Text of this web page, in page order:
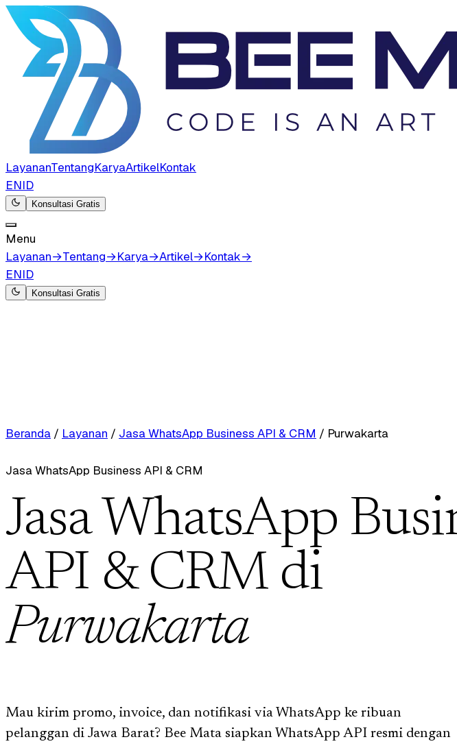
LayananTentangKaryaArtikelKontak
ENID
Konsultasi Gratis
Menu
Layanan→Tentang→Karya→Artikel→Kontak→
ENID
Konsultasi Gratis
Beranda / Layanan / Jasa WhatsApp Business API & CRM / Purwakarta
Jasa WhatsApp Business API & CRM
Jasa WhatsApp
API & CRM di
Purwakarta
Mau kirim promo, invoice, dan notifikasi via WhatsApp ke ribuan
pelanggan di Jawa Barat? Bee Mata siapkan WhatsApp API resmi dengan